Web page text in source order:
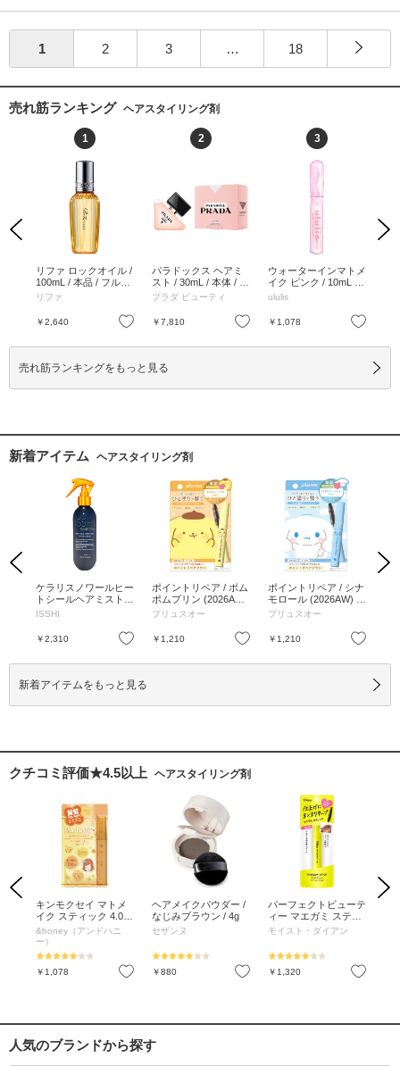
1 2 3 … 18
売れ筋ランキング ヘアスタイリング剤
Previous
お気に入り
1
リファ ロックオイル /
100mL / 本品 / フルー
ティフローラル / 100
リファ
￥2,640 お気に入り
2
パラドックス ヘアミ
スト / 30mL / 本体 / 30
mL
プラダ ビューティ
￥7,810 お気に入り
3
ウォーターインマトメ
イク ピンク / 10mL /
メルティフルール / 10
ululis
￥1,078
Next
売れ筋ランキングをもっと見る
新着アイテム ヘアスタイリング剤
Previous
お気に入り
ケラリスノワールヒー
トシールヘアミストス
ムース&モイスト / 19
ISSHI
￥2,310 お気に入り
ポイントリペア / ポム
ポムプリン (2026AW)
/ 10ml
プリュスオー
￥1,210 お気に入り
ポイントリペア / シナ
モロール (2026AW) /
10ml
プリュスオー
￥1,210
Next
新着アイテムをもっと見る
クチコミ評価★4.5以上 ヘアスタイリング剤
Previous
お気に入り
キンモクセイ マトメ
イク スティック 4.0 /
9g
&honey（アンドハニ
ー）
￥1,078 お気に入り
ヘアメイクパウダー /
なじみブラウン / 4g
セザンヌ
￥880 お気に入り
パーフェクトビューテ
ィー マエガミ スティ
ック ナチュラル / 10m
モイスト・ダイアン
￥1,320
Next
人気のブランドから探す